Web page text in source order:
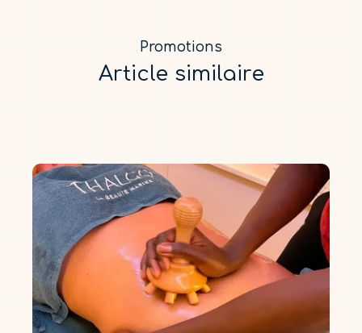
Promotions
Article similaire